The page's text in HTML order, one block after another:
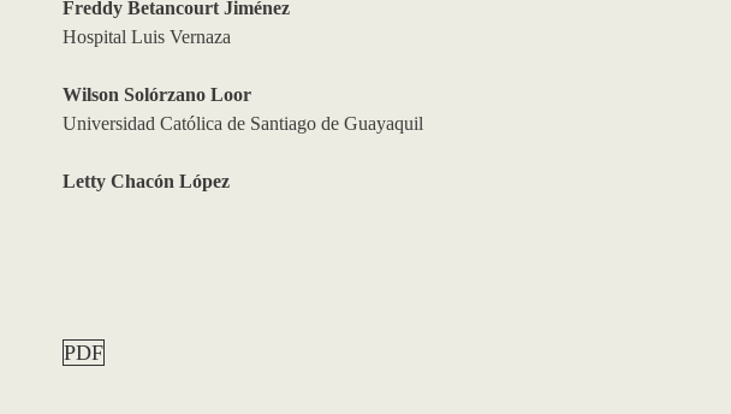
Freddy Betancourt Jiménez
Hospital Luis Vernaza
Wilson Solórzano Loor
Universidad Católica de Santiago de Guayaquil
Letty Chacón López
PDF